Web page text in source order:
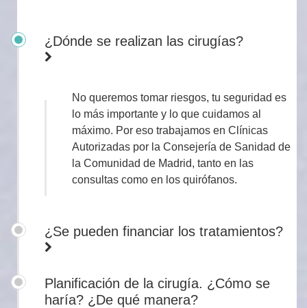
¿Dónde se realizan las cirugías?
No queremos tomar riesgos, tu seguridad es
lo más importante y lo que cuidamos al
máximo. Por eso trabajamos en Clínicas
Autorizadas por la Consejería de Sanidad de
la Comunidad de Madrid, tanto en las
consultas como en los quirófanos.
¿Se pueden financiar los tratamientos?
Planificación de la cirugía. ¿Cómo se
haría? ¿De qué manera?